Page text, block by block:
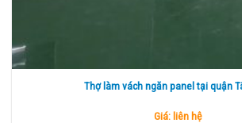
Thợ làm vách ngăn panel tại quận
Giá: liên hệ